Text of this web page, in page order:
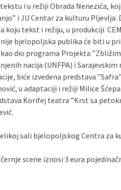
i u režiji Obrada Nenezića,
i JU Centar za kulturu Pljevlja.
koju tekst i režiju, u produkciji
bjelopoljska publika će biti u
dio programa Projekta
nacija (UNFPA) i
biće izvedena predstava
u adaptaciji i režiji Milice
Korifej teatra ”Krst sa
sali bjelopoljskog Centra za
scene iznosi 3 eura